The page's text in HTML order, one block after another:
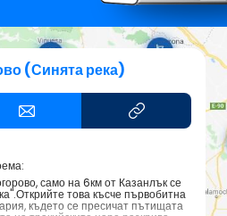
(Синята река)
само на 6км от Казанлък се
това късче първобитна
където се пресичат пътищата